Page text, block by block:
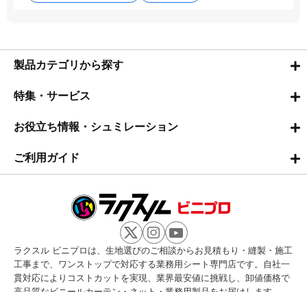
製品カテゴリから探す
特集・サービス
お役立ち情報・シュミレーション
ご利用ガイド
ラクスル ビニプロは、生地選びのご相談からお見積もり・縫製・施工
工事まで、ワンストップで対応する業務用シート専門店です。自社一
貫対応によりコストカットを実現、業界最安値に挑戦し、卸値価格で